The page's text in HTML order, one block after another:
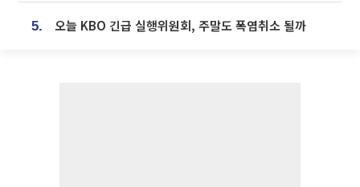
5. 오늘 KBO 긴급 실행위원회, 주말도 폭염취소 될까